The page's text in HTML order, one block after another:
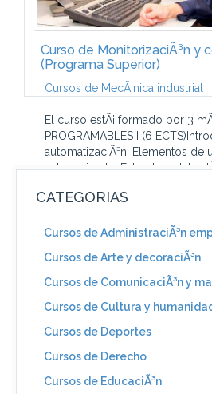
Curso de MonitorizaciÃ³n y
(Programa Superior)
Cursos de MecÃ¡nica industrial
El curso estÃ¡ formado por 3
PROGRAMABLES I (6
automatizaciÃ³n. Elementos de
automatizado. Estructura del
CATEGORIAS
Cursos de AdministraciÃ³n
Cursos de Arte y decoraciÃ³n
Cursos de ComunicaciÃ³n y
Cursos de Cultura y
Cursos de Deportes
Cursos de Derecho
Cursos de EducaciÃ³n